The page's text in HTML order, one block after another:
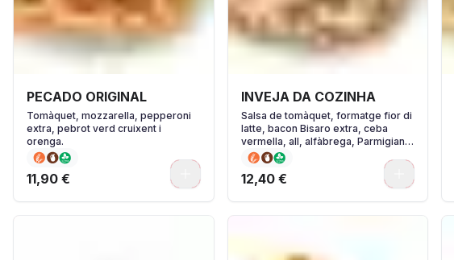
PECADO ORIGINAL
Tomàquet, mozzarella, pepperoni
extra, pebrot verd cruixent i
orenga.
11,90 €
INVEJA DA COZINHA
Salsa de tomàquet, formatge fior di
latte, bacon Bisaro extra, ceba
vermella, all, alfàbrega, Parmigiano
Reggiano i pebre negre.
12,40 €